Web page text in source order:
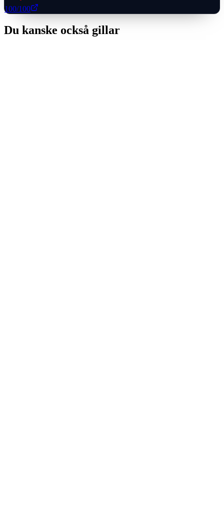
100/100
Du kanske också gillar